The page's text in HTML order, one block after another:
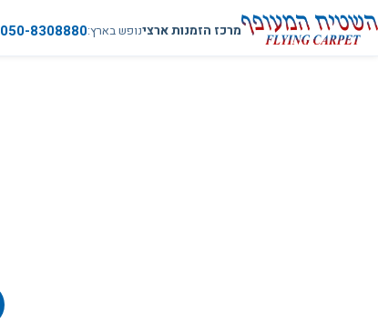
מרכז הזמנות ארצינופש בארץ050-8308880